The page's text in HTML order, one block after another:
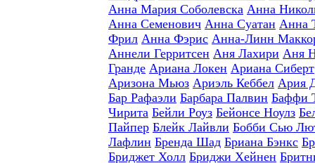
Анна Мария Соболевска Анна
Анна Семенович Анна Суатан Анна
Фрил Анна Фэрис Анна-Линн
Аннели Герритсен Аня Лахири Аня
Гранде Ариана Локен Ариана Сиберт
Аризона Мьюз Ариэль Кеббел Ария
Бар Рафаэли Барбара Палвин Баффи
Чирита Бейли Роуз Бейонсе Ноулз
Пайпер Блейк Лайвли Бобби Сью
Лафлин Бренда Шад Бриана Бэнкс
Бриджет Холл Бриджи Хейнен